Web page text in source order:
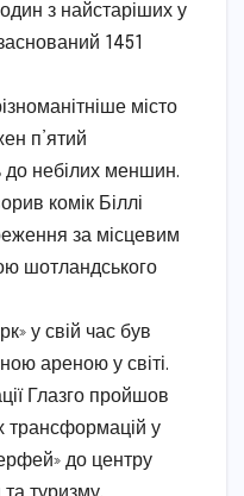
з найстаріших у
1451
місто
п’ятий
небілих меншин.
комік Біллі
за місцевим
шотландського
у свій час був
ареною у світі.
Глазго пройшов
трансформацій у
до центру